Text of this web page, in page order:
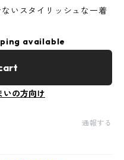
いスタイリッシュな一着
available
いの方向け
通報する